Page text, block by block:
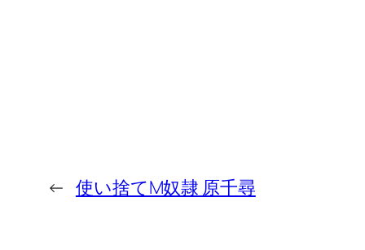
← 使い捨てM奴隷 原千尋